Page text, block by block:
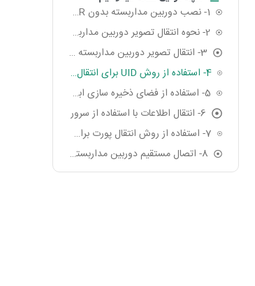
1- نصب دوربین مداربسته بدون DVR/NVR در دوربین های POE
2- نحوه انتقال تصویر دوربین مداربسته دارای کارت SD بدون DVR
3- انتقال تصویر دوربین مداربسته بی سیم
4- استفاده از روش UID برای انتقال تصویر دوربین مداربسته به کامپیوتر بدون DVR
5- استفاده از فضای ذخیره سازی ابری جهت انتقال تصویر دوربین مداربسته
6- انتقال اطلاعات با استفاده از سرور
7- استفاده از روش انتقال پورت برای انتقال تصویر دوربین مداربسته بدون DVR
8- اتصال مستقیم دوربین مداربسته به تلویزیون